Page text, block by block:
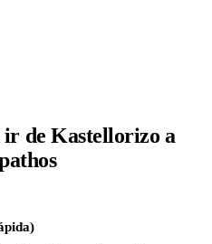
de Kastellorizo a